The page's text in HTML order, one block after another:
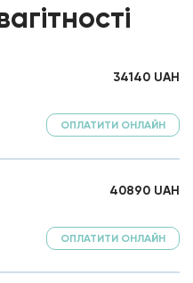
34140 UAH
ОПЛАТИТИ ОНЛАЙН
40890 UAH
ОПЛАТИТИ ОНЛАЙН